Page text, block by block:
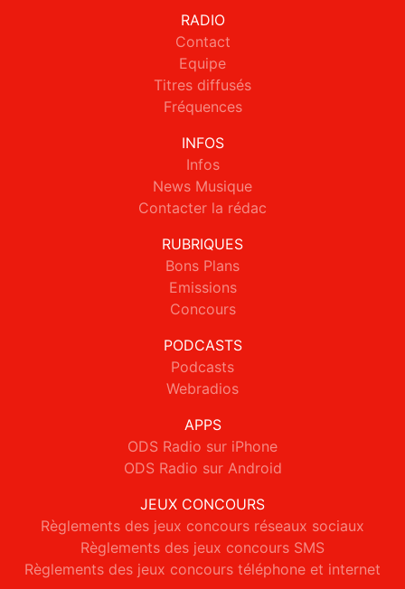
RADIO
Contact
Equipe
Titres diffusés
Fréquences
INFOS
Infos
News Musique
Contacter la rédac
RUBRIQUES
Bons Plans
Emissions
Concours
PODCASTS
Podcasts
Webradios
APPS
ODS Radio sur iPhone
ODS Radio sur Android
JEUX CONCOURS
Règlements des jeux concours réseaux sociaux
Règlements des jeux concours SMS
Règlements des jeux concours téléphone et internet